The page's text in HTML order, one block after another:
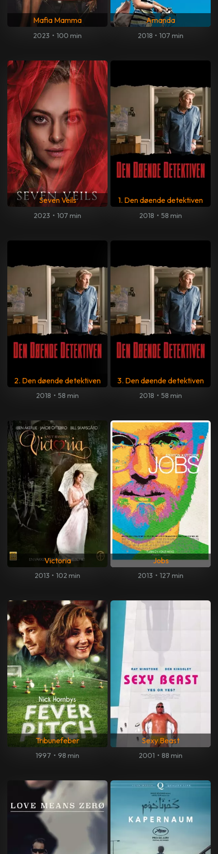
Mafia Mamma
2023 • 100 min
Amanda
2018 • 107 min
Seven Veils
2023 • 107 min
1. Den døende detektiven
2018 • 58 min
2. Den døende detektiven
2018 • 58 min
3. Den døende detektiven
2018 • 58 min
Victoria
2013 • 102 min
Jobs
2013 • 127 min
Tribunefeber
1997 • 98 min
Sexy Beast
2001 • 88 min